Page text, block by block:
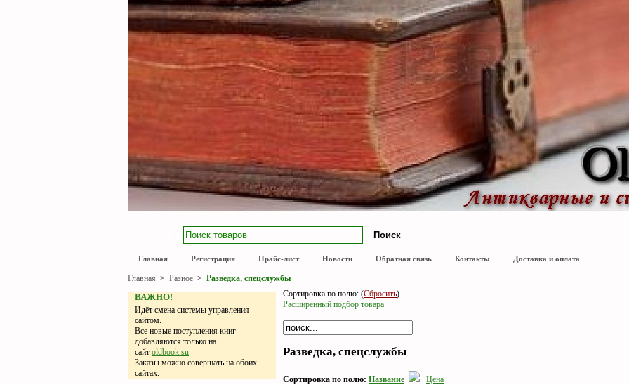
Главная Регистрация Прайс-лист Новости Обратная связь Контакты Доставка и оплата
Главная > Разное > Разведка, спецслужбы
ВАЖНО!
Идёт смена системы управления
сайтом.
Все новые поступления книг
добавляются только на
сайт oldbook.su
Заказы можно совершать на обоих
сайтах.
Сортировка по полю: (Сбросить)
Расширенный подбор товара
Разведка, спецслужбы
Сортировка по полю: Название
Цена